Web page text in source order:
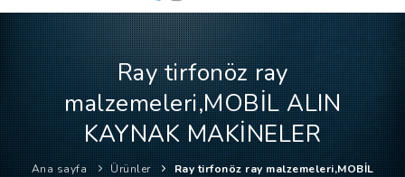
FIRMALAR
ÜRÜNLER
NASIL ÇALIŞIR?
Ray tirfonöz ray
malzemeleri,MOBİL ALIN
KAYNAK MAKİNELER
Ana sayfa Ürünler
Ray tirfonöz ray malzemeleri,MOBİL